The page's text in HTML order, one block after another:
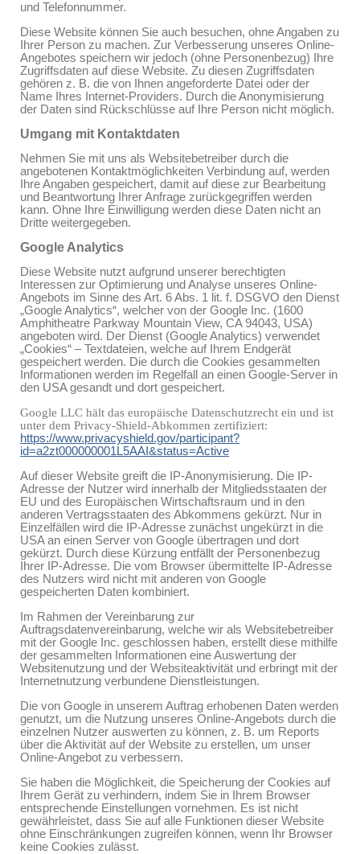
und Telefonnummer.
Diese Website können Sie auch besuchen, ohne Angaben zu
Ihrer Person zu machen. Zur Verbesserung unseres Online-
Angebotes speichern wir jedoch (ohne Personenbezug) Ihre
Zugriffsdaten auf diese Website. Zu diesen Zugriffsdaten
gehören z. B. die von Ihnen angeforderte Datei oder der
Name Ihres Internet-Providers. Durch die Anonymisierung
der Daten sind Rückschlüsse auf Ihre Person nicht möglich.
Umgang mit Kontaktdaten
Nehmen Sie mit uns als Websitebetreiber durch die
angebotenen Kontaktmöglichkeiten Verbindung auf, werden
Ihre Angaben gespeichert, damit auf diese zur Bearbeitung
und Beantwortung Ihrer Anfrage zurückgegriffen werden
kann. Ohne Ihre Einwilligung werden diese Daten nicht an
Dritte weitergegeben.
Google Analytics
Diese Website nutzt aufgrund unserer berechtigten
Interessen zur Optimierung und Analyse unseres Online-
Angebots im Sinne des Art. 6 Abs. 1 lit. f. DSGVO den Dienst
„Google Analytics“, welcher von der Google Inc. (1600
Amphitheatre Parkway Mountain View, CA 94043, USA)
angeboten wird. Der Dienst (Google Analytics) verwendet
„Cookies“ – Textdateien, welche auf Ihrem Endgerät
gespeichert werden. Die durch die Cookies gesammelten
Informationen werden im Regelfall an einen Google-Server in
den USA gesandt und dort gespeichert.
Google LLC hält das europäische Datenschutzrecht ein und ist
unter dem Privacy-Shield-Abkommen zertifiziert:
https://www.privacyshield.gov/participant?
id=a2zt000000001L5AAI&status=Active
Auf dieser Website greift die IP-Anonymisierung. Die IP-
Adresse der Nutzer wird innerhalb der Mitgliedsstaaten der
EU und des Europäischen Wirtschaftsraum und in den
anderen Vertragsstaaten des Abkommens gekürzt. Nur in
Einzelfällen wird die IP-Adresse zunächst ungekürzt in die
USA an einen Server von Google übertragen und dort
gekürzt. Durch diese Kürzung entfällt der Personenbezug
Ihrer IP-Adresse. Die vom Browser übermittelte IP-Adresse
des Nutzers wird nicht mit anderen von Google
gespeicherten Daten kombiniert.
Im Rahmen der Vereinbarung zur
Auftragsdatenvereinbarung, welche wir als Websitebetreiber
mit der Google Inc. geschlossen haben, erstellt diese mithilfe
der gesammelten Informationen eine Auswertung der
Websitenutzung und der Websiteaktivität und erbringt mit der
Internetnutzung verbundene Dienstleistungen.
Die von Google in unserem Auftrag erhobenen Daten werden
genutzt, um die Nutzung unseres Online-Angebots durch die
einzelnen Nutzer auswerten zu können, z. B. um Reports
über die Aktivität auf der Website zu erstellen, um unser
Online-Angebot zu verbessern.
Sie haben die Möglichkeit, die Speicherung der Cookies auf
Ihrem Gerät zu verhindern, indem Sie in Ihrem Browser
entsprechende Einstellungen vornehmen. Es ist nicht
gewährleistet, dass Sie auf alle Funktionen dieser Website
ohne Einschränkungen zugreifen können, wenn Ihr Browser
keine Cookies zulässt.